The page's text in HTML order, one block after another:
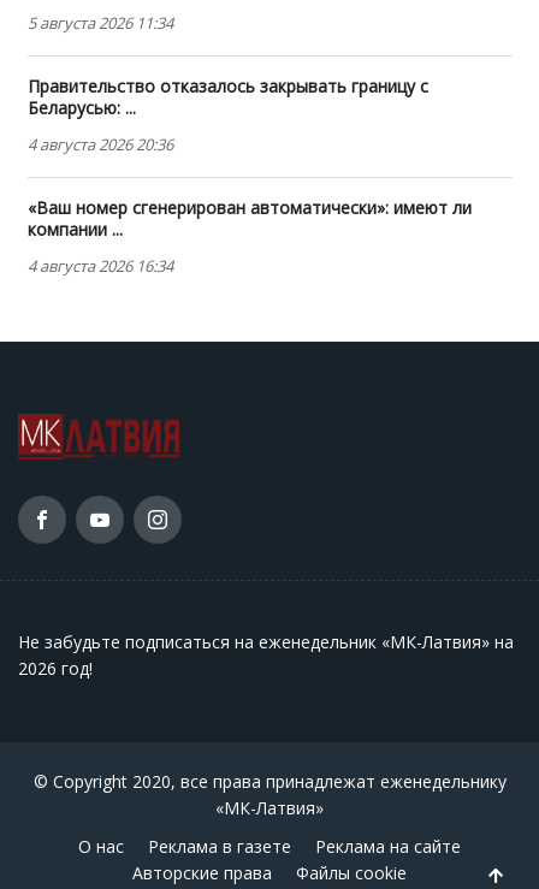
5 августа 2026 11:34
Правительство отказалось закрывать границу с
Беларусью: ...
4 августа 2026 20:36
«Ваш номер сгенерирован автоматически»: имеют ли
компании ...
4 августа 2026 16:34
Не забудьте подписаться на еженедельник «МК-Латвия» на
2026 год!
© Copyright 2020, все права принадлежат еженедельнику
«МК-Латвия»
О нас
Реклама в газете
Реклама на сайте
Авторские права
Файлы cookie